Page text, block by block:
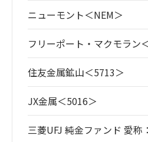
ニューモント＜NEM＞
フリーポート・マクモラン
住友金属鉱山＜5713＞
JX金属＜5016＞
三菱UFJ 純金ファンド 愛称